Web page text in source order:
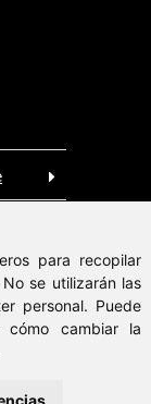
para recopilar
se utilizarán las
personal. Puede
cómo cambiar la